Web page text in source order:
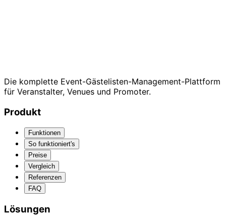
Die komplette Event-Gästelisten-Management-Plattform
für Veranstalter, Venues und Promoter.
Produkt
Funktionen
So funktioniert's
Preise
Vergleich
Referenzen
FAQ
Lösungen